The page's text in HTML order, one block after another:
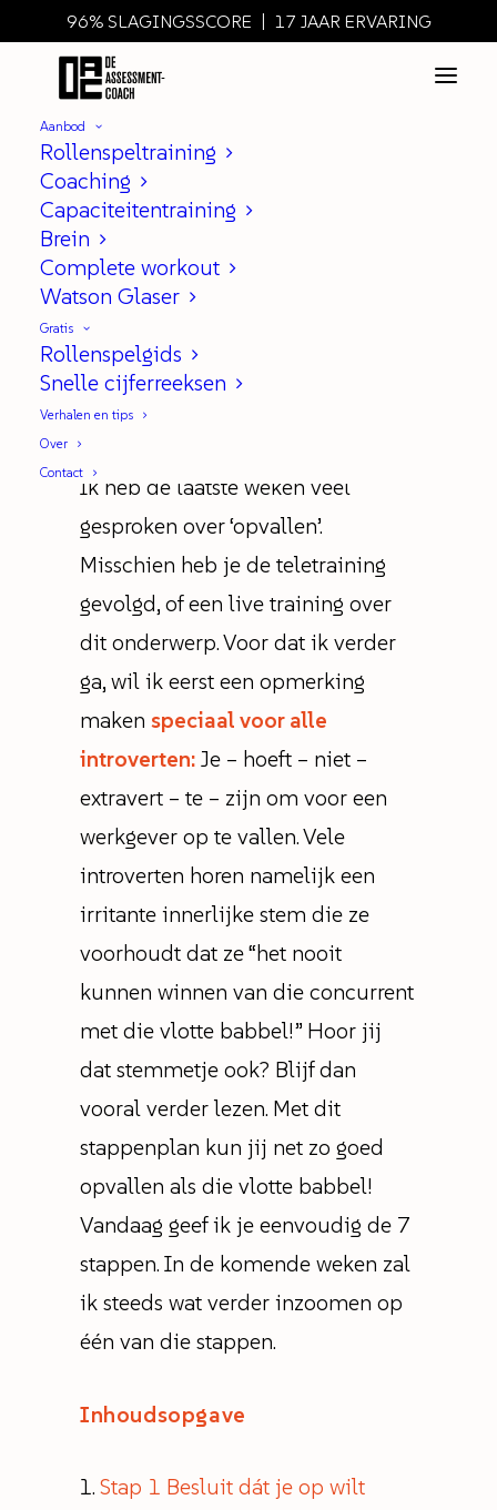
96% SLAGINGSSCORE | 17 JAAR ERVARING
Aanbod
Rollenspeltraining
Coaching
Capaciteitentraining
Brein
Complete workout
Watson Glaser
Gratis
Rollenspelgids
Snelle cijferreeksen
Verhalen en tips
Over
Contact
Opvallen in 7 stappen
IN ASSESSMENT ALGEMEEN
Mijn belangrijkste Assessment
Tips
Ik heb de laatste weken veel
gesproken over ‘opvallen’.
Misschien heb je de teletraining
gevolgd, of een live training over
dit onderwerp. Voor dat ik verder
ga, wil ik eerst een opmerking
maken speciaal voor alle
introverten:Je – hoeft – niet –
extravert – te – zijn om voor een
werkgever op te vallen. Vele
introverten horen namelijk een
irritante innerlijke stem die ze
voorhoudt dat ze “het nooit
kunnen winnen van die concurrent
met die vlotte babbel!” Hoor jij
dat stemmetje ook? Blijf dan
vooral verder lezen. Met dit
stappenplan kun jij net zo goed
opvallen als die vlotte babbel!
Vandaag geef ik je eenvoudig de 7
stappen. In de komende weken zal
ik steeds wat verder inzoomen op
één van die stappen.
Inhoudsopgave
Stap 1 Besluit dát je op wilt